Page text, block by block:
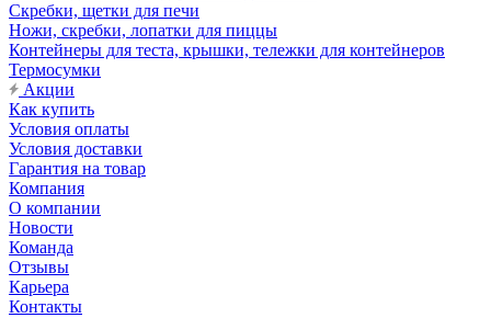
Скребки, щетки для печи
Ножи, скребки, лопатки для пиццы
Контейнеры для теста, крышки, тележки для контейнеров
Термосумки
Акции
Как купить
Условия оплаты
Условия доставки
Гарантия на товар
Компания
О компании
Новости
Команда
Отзывы
Карьера
Контакты